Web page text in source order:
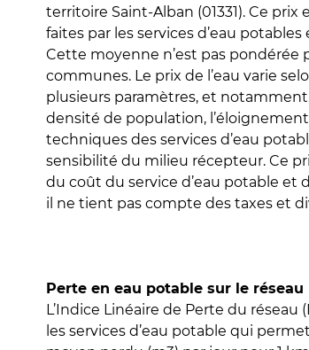
territoire Saint-Alban (01331). Ce
faites par les services d’eau
Cette moyenne n’est pas pondérée
communes. Le prix de l’eau varie
plusieurs paramètres, et
densité de population,
techniques des services d’eau
sensibilité du milieu récepteur. Ce
du coût du service d’eau potable et
il ne tient pas compte des taxes et
Perte en eau potable sur le réseau
L’Indice Linéaire de Perte du
les services d’eau potable qui